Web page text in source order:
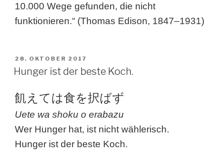
10.000 Wege gefunden, die nicht
funktionieren.“ (Thomas Edison, 1847–1931)
VERÖFFENTLICHT
AM
28. OKTOBER 2017
Hunger ist der beste Koch.
飢えては食を択ばず
Uete wa shoku o erabazu
Wer Hunger hat, ist nicht wählerisch.
Hunger ist der beste Koch.